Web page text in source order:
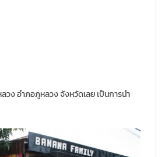
อำภอภูหลวง จังหวัดเลย เป็นการนำ